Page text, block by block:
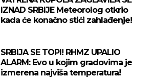
IZNAD SRBIJE Meteorolog otkrio
kada će konačno stići zahlađenje!
SRBIJA SE TOPI! RHMZ UPALIO
ALARM: Evo u kojim gradovima je
izmerena najviša temperatura!